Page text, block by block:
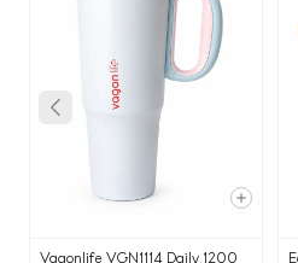
Vagonlife VGN1114 Daily 1200
Ürün/hizmet
yürütülmesi, Ecrou
haberler hakkında
verilmesi, reklam
promosyon
etkinlik
Tarafınıza ticari